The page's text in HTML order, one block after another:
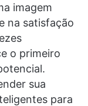
imagem
na satisfação
o primeiro
sua
para